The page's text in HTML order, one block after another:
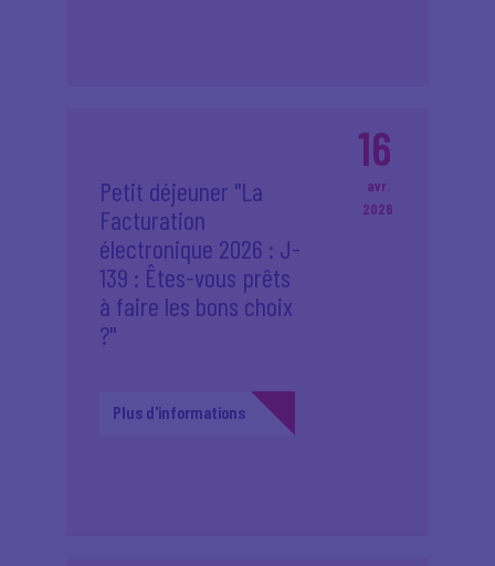
16
avr.
2026
Petit déjeuner "La
Facturation
électronique 2026 : J-
139 : Êtes-vous prêts
à faire les bons choix
?"
Plus d'informations